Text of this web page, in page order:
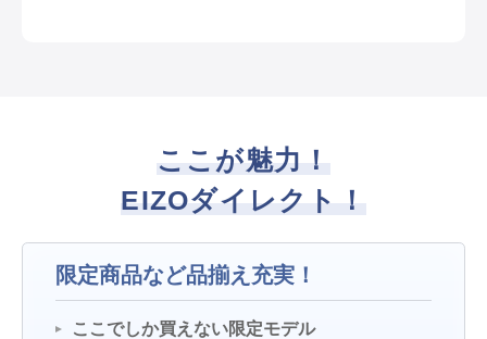
ここが魅力！
EIZOダイレクト！
限定商品など品揃え充実！
ここでしか買えない限定モデル